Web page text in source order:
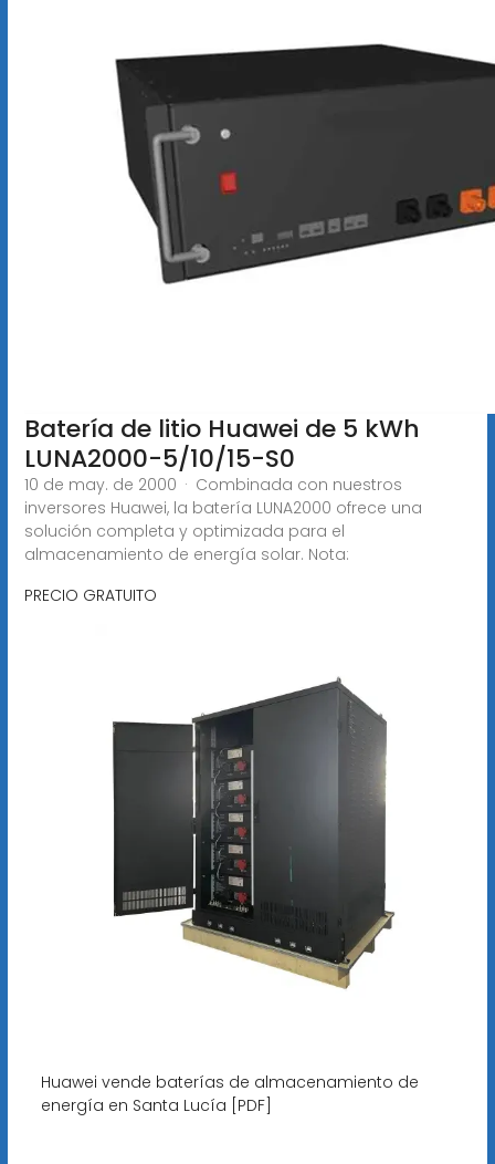
Batería de litio Huawei de 5 kWh
LUNA2000-5/10/15-S0
10 de may. de 2000 · Combinada con nuestros
inversores Huawei, la batería LUNA2000 ofrece una
solución completa y optimizada para el
almacenamiento de energía solar. Nota:
PRECIO GRATUITO
Huawei vende baterías de almacenamiento de
energía en Santa Lucía [PDF]